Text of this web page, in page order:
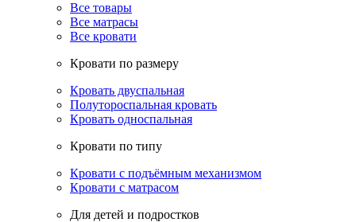
Все товары
Все матрасы
Все кровати
Кровати по размеру
Кровать двуспальная
Полутороспальная кровать
Кровать односпальная
Кровати по типу
Кровати с подъёмным механизмом
Кровати с матрасом
Для детей и подростков